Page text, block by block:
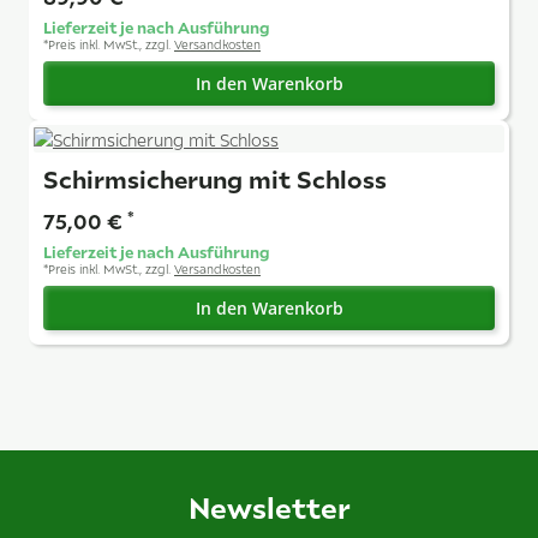
Lieferzeit je nach Ausführung
*Preis inkl. MwSt., zzgl. Versandkosten
In den Warenkorb
Schirmsicherung mit Schloss
75,00 € *
Lieferzeit je nach Ausführung
*Preis inkl. MwSt., zzgl. Versandkosten
In den Warenkorb
Newsletter